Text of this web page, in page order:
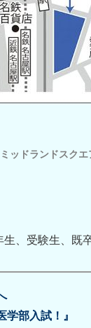
ッドランドスク
生、受験生、既
学部入試！』